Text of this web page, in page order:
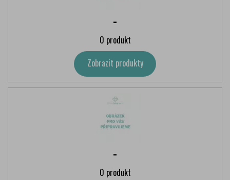
-
0 produkt
Zobrazit produkty
-
0 produkt